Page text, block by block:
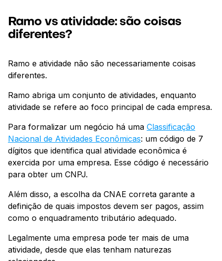
Ramo vs atividade: são coisas
diferentes?
Ramo e atividade não são necessariamente coisas
diferentes.
Ramo abriga um conjunto de atividades, enquanto
atividade se refere ao foco principal de cada empresa.
Para formalizar um negócio há uma Classificação
Nacional de Atividades Econômicas: um código de 7
dígitos que identifica qual atividade econômica é
exercida por uma empresa. Esse código é necessário
para obter um CNPJ.
Além disso, a escolha da CNAE correta garante a
definição de quais impostos devem ser pagos, assim
como o enquadramento tributário adequado.
Legalmente uma empresa pode ter mais de uma
atividade, desde que elas tenham naturezas